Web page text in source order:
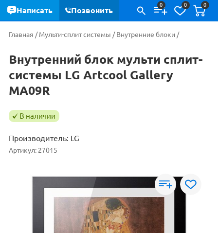
0 0 0
Главная /Мульти-сплит системы /Внутренние блоки /
Внутренний блок мульти сплит-
системы LG Artcool Gallery
MA09R
В наличии
Производитель: LG
Артикул: 27015
Написать Позвонить